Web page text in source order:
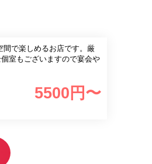
間で楽しめるお店です。厳
室もございますので宴会や
5500 円〜